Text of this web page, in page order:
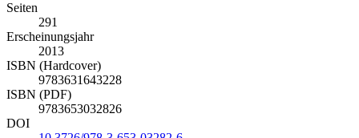
Seiten
291
Erscheinungsjahr
2013
ISBN (Hardcover)
9783631643228
ISBN (PDF)
9783653032826
DOI